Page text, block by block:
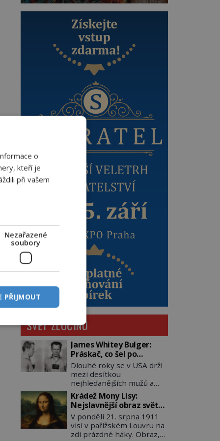
SVĚT ZLOČINU
James Whitey Bulger:
Práskač, co šel po
práskačích
Dlouhé roky se v USA drží
mezi desítkou
nejhledanějších mužů a
dopracuje to až na číslo
dvě – hned po Usámovi bin
Ládinovi (1957–2011). To je
James „Whitey“ Bulger
(1929–2018) viněný ze
spoluúčasti na 19
Krádež Mony Lisy:
Nejslavnější obraz světa
zůstane dva roky
nezvěstný
V pondělí 21. srpna 1911
visí v pařížském Louvru na
zdi prázdné háky. Obraz,
o
kteří je
při vašem
Nezařazené
soubory
PŘIJMOUT